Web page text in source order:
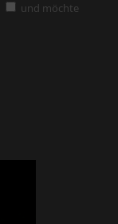
und möchte